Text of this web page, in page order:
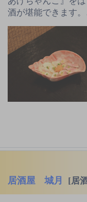
酒が堪能できます
居酒屋 城月 [居